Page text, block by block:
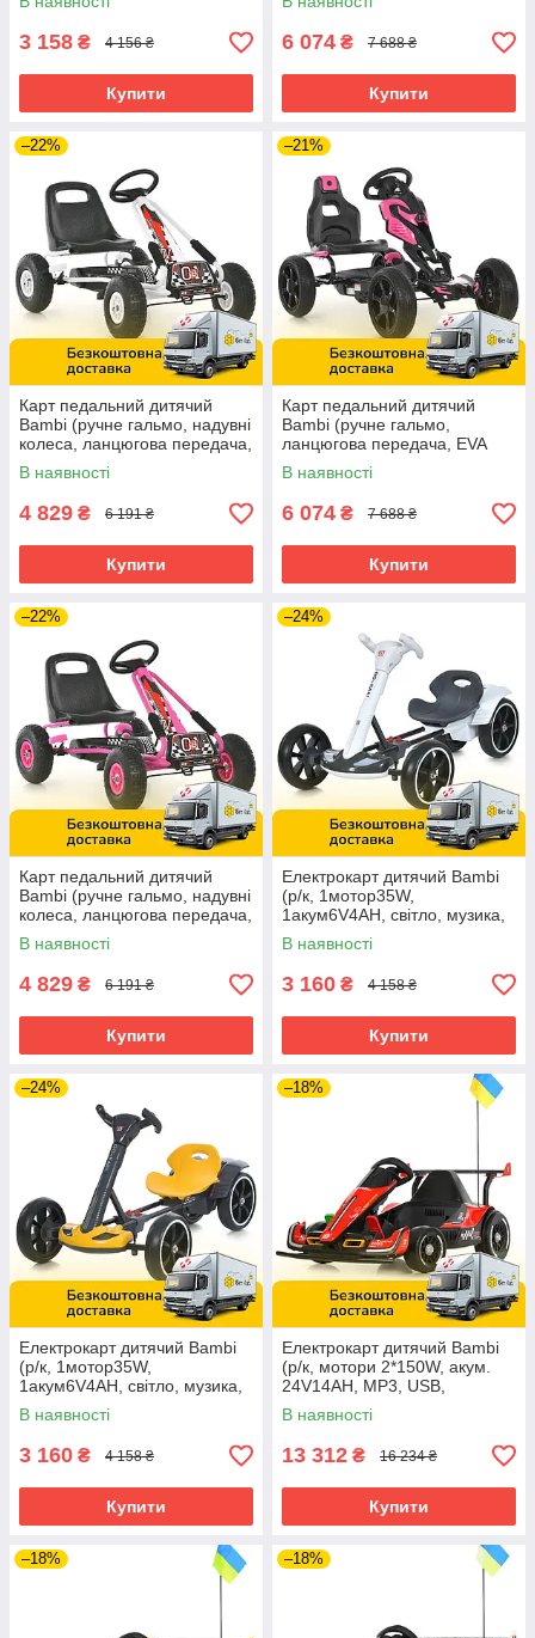
13 Бежевий
3 158 ₴ 4 156 ₴
Купити
2-4 Синьо-чорний
6 074 ₴ 7 688 ₴
Купити
–22%
Карт педальний дитячий
Bambi (ручне гальмо, надувні
колеса, ланцюгова передача,
регул. сидіння) M 0645(2)-1
Білий
В наявності
4 829 ₴ 6 191 ₴
Купити
–21%
Карт педальний дитячий
Bambi (ручне гальмо,
ланцюгова передача, EVA
колеса, регул. сидіння) 1504-
2-8 Рожево-чорний
В наявності
6 074 ₴ 7 688 ₴
Купити
–22%
Карт педальний дитячий
Bambi (ручне гальмо, надувні
колеса, ланцюгова передача,
регул. сидіння) M 0645(2)-8
Рожевий
В наявності
4 829 ₴ 6 191 ₴
Купити
–24%
Електрокарт дитячий Bambi
(р/к, 1мотор35W,
1акум6V4AH, світло, музика,
EVA, Bluetooth) M 6072EBR-1
Білий
В наявності
3 160 ₴ 4 158 ₴
Купити
–24%
Електрокарт дитячий Bambi
(р/к, 1мотор35W,
1акум6V4AH, світло, музика,
EVA, Bluetooth) M 6072EBR-6
Жовтий
В наявності
3 160 ₴ 4 158 ₴
Купити
–18%
Електрокарт дитячий Bambi
(р/к, мотори 2*150W, акум.
24V14AH, MP3, USB,
BLUETOOTH) M 6322EBLR-3
Червоний
В наявності
13 312 ₴ 16 234 ₴
Купити
–18% –18%